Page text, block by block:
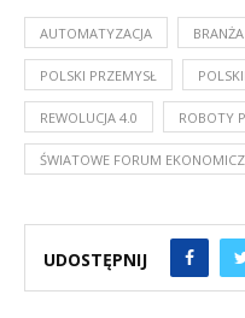
AUTOMATYZACJA
POLSKI PRZEMYSŁ
REWOLUCJA 4.0 ROBOTY
ŚWIATOWE FORUM
UDOSTĘPNIJ